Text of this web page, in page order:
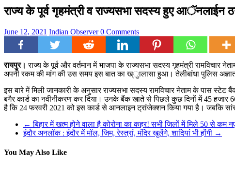
राज्य के पूर्व गृहमंत्री व राज्यसभा सदस्य हुए आॅनलाईन
June 12, 2021 Indian Observer0 Comments
रायपुर। राज्य के पूर्व और वर्तमान में भाजपा के राज्यसभा सदस्य गृहमंत्री
अपनी रकम की मांग की उस समय इस बात का ख्ुालासा हुआ। तेलीबांधा पुलिस
इस बारे में मिली जानकारी के अनुसार राज्यसभा सदस्य रामविचार नेताम के पास
बगैर कार्ड का नवीनीकरण कर दिया। उनके बैंक खाते से पिछले कुछ दिनों में 45 हजार
है कि 24 फरवरी 2021 को इस कार्ड से आनलाइन ट्रांजेक्शन किया गया है। जबकि
← बिहार में खत्म होने वाला है कोरोना का कहर! सभी जिलों में मिले 50 से कम
इंदौर अनलॉक : इंदौर में मॉल, जिम, रेस्त्रां, मंदिर खुलेंगे, शादियां भी होंगी →
You May Also Like